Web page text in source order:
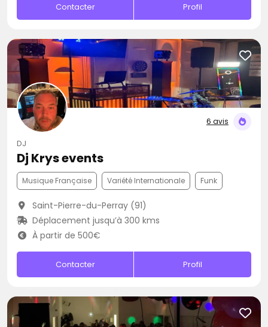
Contacter Profil
6 avis
DJ
Dj Krys events
Musique Française Variété Internationale Funk
Saint-Pierre-du-Perray (91)
Déplacement jusqu’à 300 kms
À partir de 500€
Contacter Profil